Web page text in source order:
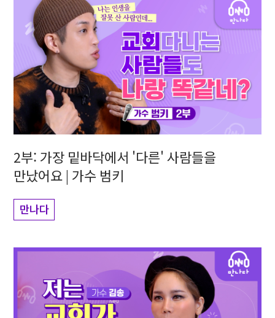
2부: 가장 밑바닥에서 '다른' 사람들을
만났어요 | 가수 범키
만나다